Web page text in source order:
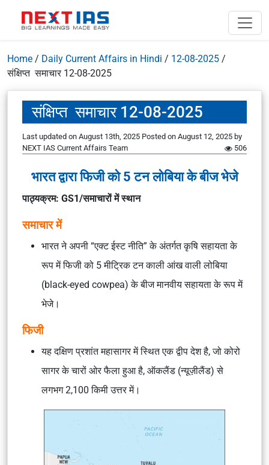
Home / Daily Current Affairs in Hindi / 12-08-2025 /
संक्षिप्त समाचार 12-08-2025
संक्षिप्त समाचार 12-08-2025
Last updated on August 13th, 2025 Posted on August 12, 2025 by
NEXT IAS Current Affairs Team
506
भारत द्वारा फिजी को 5 टन लोबिया के बीज भेजे
पाठ्यक्रम: GS1/समाचारों में स्थान
समाचार में
भारत ने अपनी “एक्ट ईस्ट नीति” के अंतर्गत कृषि सहायता के
रूप में फिजी को 5 मीट्रिक टनकाली आंख वाली लोबिया
(black-eyed cowpea) के बीज मानवीय सहायता के रूप में
भेजे।
फिजी
यह दक्षिण प्रशांत महासागर में स्थित एक द्वीप देश है, जो कोरो
सागर के चारों ओर फैला हुआ है, ऑकलैंड (न्यूज़ीलैंड) से
लगभग 2,100 किमी उत्तर में।